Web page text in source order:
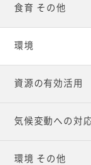
食育 その他
環境
資源の有効活用
気候変動への対
環境 その他